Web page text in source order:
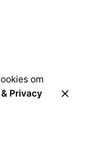
om
Privacy